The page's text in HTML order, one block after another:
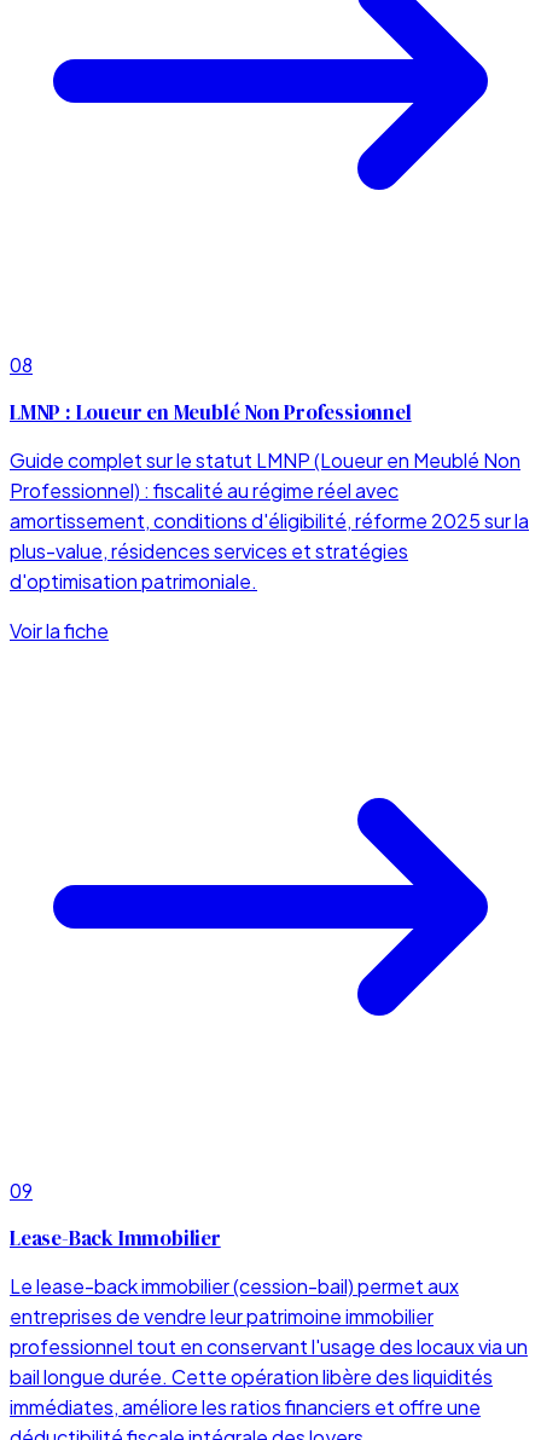
08
LMNP : Loueur en Meublé Non Professionnel
Guide complet sur le statut LMNP (Loueur en Meublé Non
Professionnel) : fiscalité au régime réel avec
amortissement, conditions d'éligibilité, réforme 2025 sur la
plus-value, résidences services et stratégies
d'optimisation patrimoniale.
Voir la fiche
09
Lease-Back Immobilier
Le lease-back immobilier (cession-bail) permet aux
entreprises de vendre leur patrimoine immobilier
professionnel tout en conservant l'usage des locaux via un
bail longue durée. Cette opération libère des liquidités
immédiates, améliore les ratios financiers et offre une